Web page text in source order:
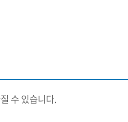
수 있습니다.